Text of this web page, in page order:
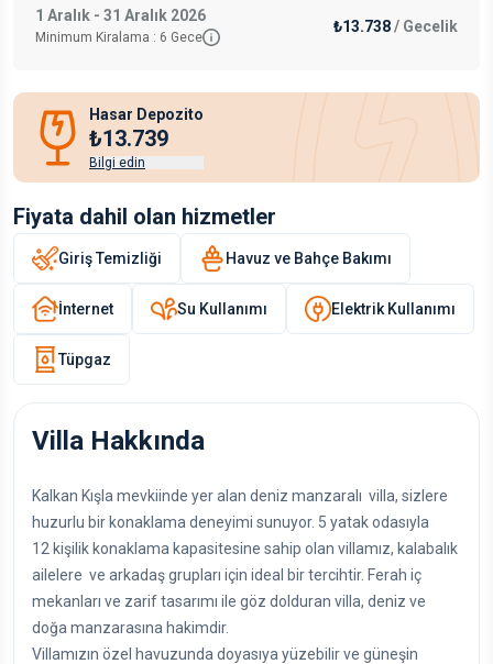
1 Aralık - 31 Aralık 2026
Minimum Kiralama : 6 Gece
₺13.738/ Gecelik
Hasar Depozito
₺13.739
Bilgi edin
Fiyata dahil olan hizmetler
Giriş Temizliği Havuz ve Bahçe Bakımı
İnternet Su Kullanımı Elektrik Kullanımı
Tüpgaz
Villa Hakkında
Kalkan Kışla mevkiinde yer alan deniz manzaralı villa, sizlere
huzurlu bir konaklama deneyimi sunuyor. 5 yatak odasıyla
12 kişilik konaklama kapasitesine sahip olan villamız, kalabalık
ailelere ve arkadaş grupları için ideal bir tercihtir. Ferah iç
mekanları ve zarif tasarımı ile göz dolduran villa, deniz ve
doğa manzarasına hakimdir.
Villamızın özel havuzunda doyasıya yüzebilir ve güneşin